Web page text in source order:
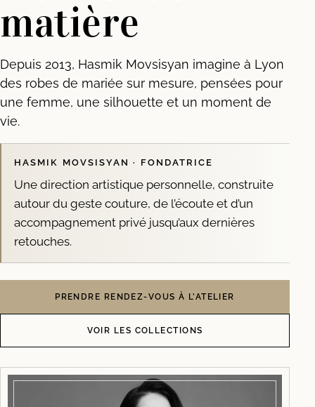
matière
Depuis 2013, Hasmik Movsisyan imagine à Lyon
des robes de mariée sur mesure, pensées pour
une femme, une silhouette et un moment de
vie.
HASMIK MOVSISYAN · FONDATRICE
Une direction artistique personnelle, construite
autour du geste couture, de l’écoute et d’un
accompagnement privé jusqu’aux dernières
retouches.
PRENDRE RENDEZ-VOUS À L’ATELIER
VOIR LES COLLECTIONS